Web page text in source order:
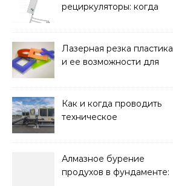
рециркуляторы: когда
Лазерная резка пластика
и ее возможности для
Как и когда проводить
техническое
Алмазное бурение
продухов в фундаменте: